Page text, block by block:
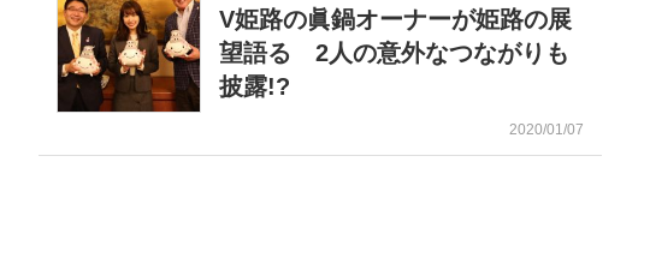
V姫路の眞鍋オーナーが姫路の展
望語る 2人の意外なつながりも
披露!?
2020/01/07